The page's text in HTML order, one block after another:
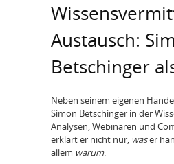
Austausch:
Betschinger
Neben seinem eigenen
Simon Betschinger in der
Analysen, Webinaren und
erklärt er nicht nur, waser
allem warum.